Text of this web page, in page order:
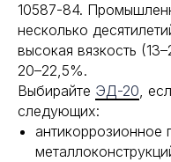
10587-84.
несколько
высокая вязкость
20–22,5%.
Выбирайте ЭД-20,
следующих:
антикоррозионное